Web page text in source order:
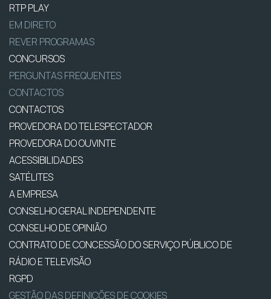
RTP PLAY
EM DIRETO
REVER PROGRAMAS
CONCURSOS
PERGUNTAS FREQUENTES
CONTACTOS
CONTACTOS
PROVEDORA DO TELESPECTADOR
PROVEDORA DO OUVINTE
ACESSIBILIDADES
SATÉLITES
A EMPRESA
CONSELHO GERAL INDEPENDENTE
CONSELHO DE OPINIÃO
CONTRATO DE CONCESSÃO DO SERVIÇO PÚBLICO DE
RÁDIO E TELEVISÃO
RGPD
GESTÃO DAS DEFINIÇÕES DE COOKIES